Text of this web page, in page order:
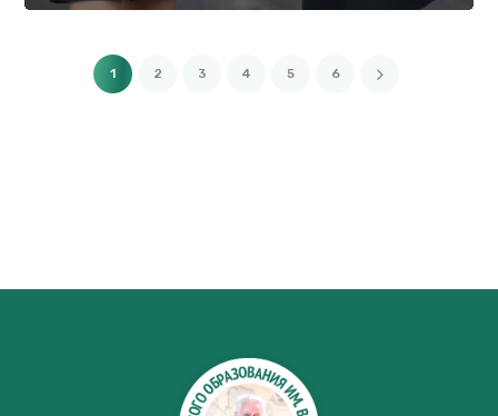
1 2 3 4 5 6